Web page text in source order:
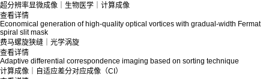
超分辨率显微成像｜生物医学｜计算成像
查看详情
Economical generation of high-quality optical vortices with gradual-width Fermat
spiral slit mask
费马螺旋狭缝｜光学涡旋
查看详情
Adaptive differential correspondence imaging based on sorting technique
计算成像｜自适应差分对应成像（CI）